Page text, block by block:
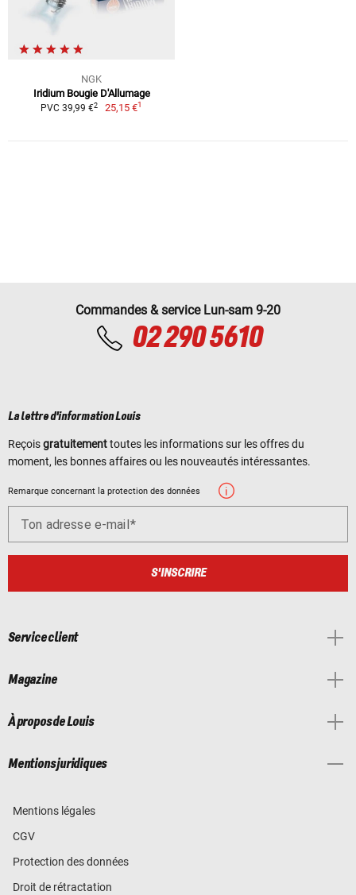
NGK
Iridium Bougie D'Allumage
PVC 39,99 €2 25,15 €1
Commandes & service Lun-sam 9-20
02 290 5610
La lettre d'information Louis
Reçoisgratuitementtoutes les informations sur les offres du
moment, les bonnes affaires ou les nouveautés intéressantes.
Remarque concernant la protection des données
Ton adresse e-mail
S'INSCRIRE
Service client
Magazine
À propos de Louis
Mentions juridiques
Mentions légales
CGV
Protection des données
Droit de rétractation